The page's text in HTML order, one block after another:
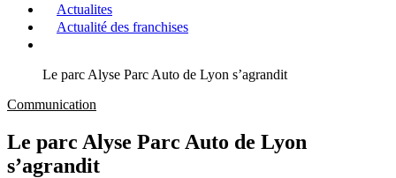
Actualites
Actualité des franchises
Le parc Alyse Parc Auto de Lyon s’agrandit
Communication
Le parc Alyse Parc Auto de Lyon
s’agrandit